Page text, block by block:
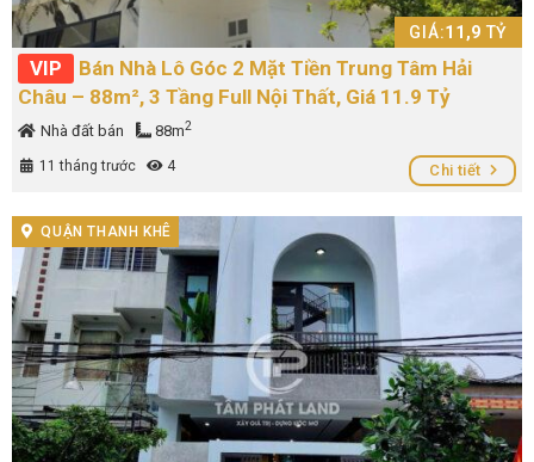
GIÁ:11,9 TỶ
VIP
Bán Nhà Lô Góc 2 Mặt Tiền Trung Tâm Hải
Châu – 88m², 3 Tầng Full Nội Thất, Giá 11.9 Tỷ
Nhà đất bán 88m2
11 tháng trước 4 Chi tiết
QUẬN THANH KHÊ